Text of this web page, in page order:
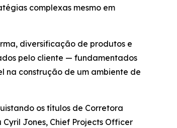
complexas mesmo em
diversificação de produtos e
pelo cliente — fundamentados
na construção de um ambiente de
os títulos de Corretora
Jones, Chief Projects Officer